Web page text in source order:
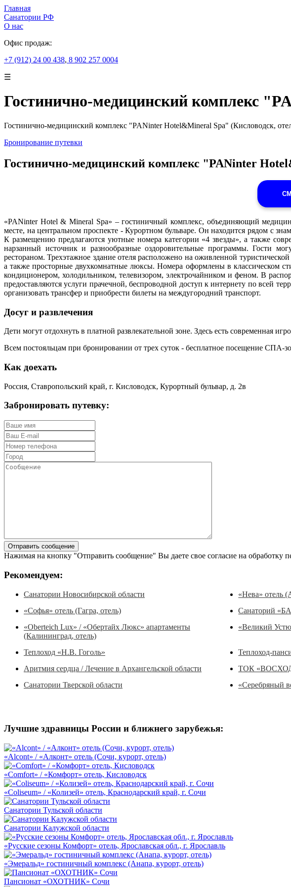
Главная
Санатории РФ
О нас
Офис продаж:
+7 (912) 24 00 438, 8 902 257 0004
☰
Гостинично-медицинский комплекс
Гостинично-медицинский комплекс "PANinter Hotel&Mineral Spa" (Кисловодск,
Бронирование путевки
Гостинично-медицинский комплекс "PANinter
«PANinter Hotel & Mineral Spa» – гостиничный комплекс, объединяющий
месте, на центральном проспекте - Курортном бульваре. Он находится рядом с
К размещению предлагаются уютные номера категории «4 звезды», а также
нарзанный источник и разнообразные оздоровительные программы. Гости
рестораном. Трехэтажное здание отеля расположено на оживленной
а также просторные двухкомнатные люксы. Номера оформлены в классическом
кондиционером, холодильником, телевизором, электрочайником и феном. В
предоставляются услуги прачечной, беспроводной доступ к интернету по всей
организовать трансфер и приобрести билеты на междугородний транспорт.
Досуг и развлечения
Дети могут отдохнуть в платной развлекательной зоне. Здесь есть современная
Всем постояльцам при бронировании от трех суток - бесплатное посещение СПА-
Как доехать
Россия, Ставропольский край, г. Кисловодск, Курортный бульвар, д. 2в
Забронировать путевку:
Нажимая на кнопку "Отправить сообщение" Вы даете свое согласие на обработку
Рекомендуем:
Санатории Новосибирской области «Нева» отель
«Софья» отель (Гагра, отель)
Санаторий
«Oberteich Lux» / «Обертайх Люкс» апартаменты
(Калининград, отель)
«Великий
Теплоход «Н.В. Гоголь» Теплоход-
Аритмия сердца / Лечение в Архангельской области
ТОК
Санатории Тверской области
«Серебряный
Лучшие здравницы России и ближнего зарубежья:
«Alcont» / «Алконт» отель (Сочи, курорт, отель)
«Comfort» / «Комфорт» отель, Кисловодск
«Coliseum» / «Колизей» отель, Краснодарский край, г. Сочи
Санатории Тульской области
Санатории Калужской области
«Русские сезоны Комфорт» отель, Ярославская обл., г. Ярославль
«Эмеральд» гостиничный комплекс (Анапа, курорт, отель)
Пансионат «ОХОТНИК» Сочи